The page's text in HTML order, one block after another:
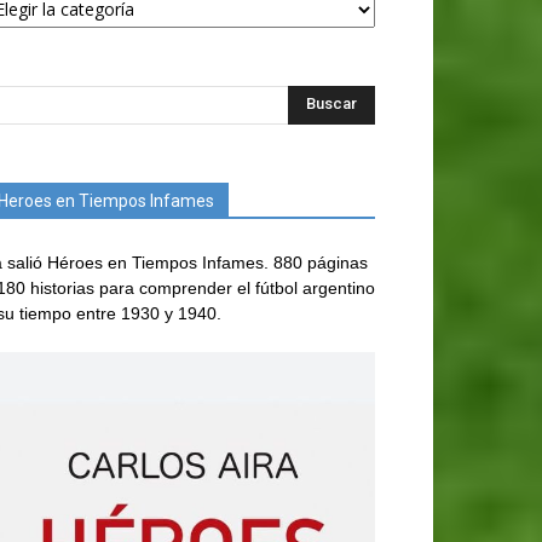
Heroes en Tiempos Infames
salió Héroes en Tiempos Infames. 880 páginas
historias para comprender el fútbol argentino
tiempo entre 1930 y 1940.